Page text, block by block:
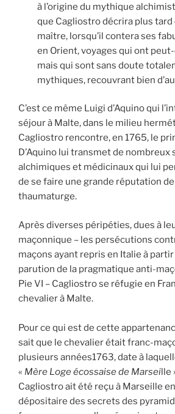
à l’origine du mythique
que Cagliostro décrira plus tard
maître, lorsqu’il contera ses
en Orient, voyages qui ont
mais qui sont sans doute
mythiques, recouvrant bien
C’est ce même Luigi d’Aquino qui
séjour à Malte, dans le milieu
Cagliostro rencontre, en 1765, le
D’Aquino lui transmet de nombreux
alchimiques et médicinaux qui lui
de se faire une grande réputation
thaumaturge.
Après diverses péripéties, dues à
maçonnique – les persécutions
maçons ayant repris en Italie à partir
parution de la pragmatique anti-
Pie VI – Cagliostro se réfugie en
chevalier à Malte.
Pour ce qui est de cette
sait que le chevalier était franc-
plusieurs années1763, date à
« Mère Loge écossaise de Marseille
Cagliostro ait été reçu à Marseille
dépositaire des secrets des